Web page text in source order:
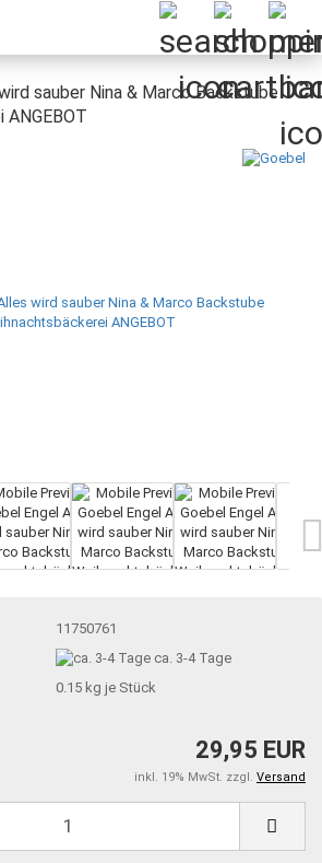
sauber Nina & Marco Backstube
11750761
ca. 3-4 Tage
0.15 kg je Stück
29,95 EUR
inkl. 19% MwSt. zzgl. Versand